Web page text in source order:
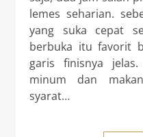
lemes seharian.
yang suka cepat
berbuka itu favorit
garis finisnya
minum dan
syarat…